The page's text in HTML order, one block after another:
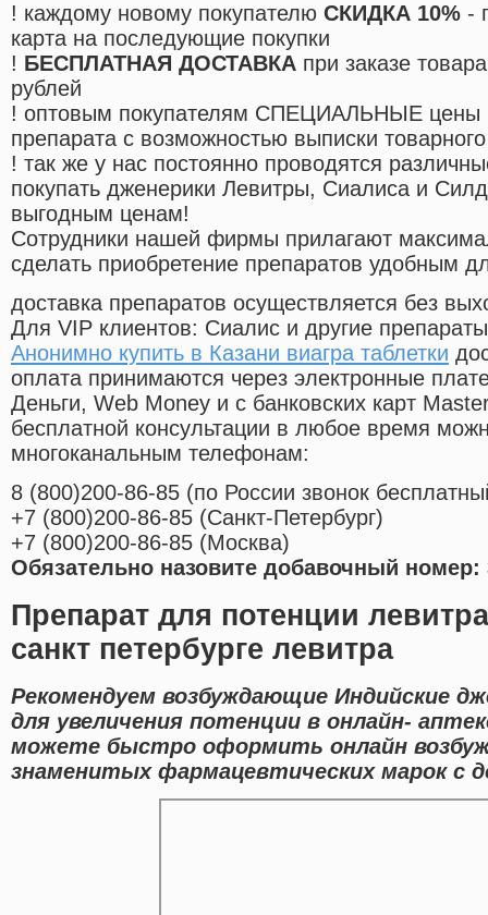
! каждому новому покупателю СКИДКА 10% -
карта на последующие покупки
! БЕСПЛАТНАЯ ДОСТАВКА при заказе
рублей
! оптовым покупателям СПЕЦИАЛЬНЫЕ цены
препарата с возможностью выписки
! так же у нас постоянно проводятся
покупать дженерики Левитры, Сиалиса и
выгодным ценам!
Cотрудники нашей фирмы прилагают
сделать приобретение препаратов удобным
доставка препаратов осуществляется без
Для VIP клиентов: Сиалис и другие
Анонимно купить в Казани виагра таблетки
оплата принимаются через электронные
Деньги, Web Money и с банковских карт
бесплатной консультации в любое время
многоканальным телефонам:
8 (800)200-86-85 (по России звонок
+7 (800)200-86-85 (Санкт-Петербург)
+7 (800)200-86-85 (Москва)
Обязательно назовите добавочный номер:
Препарат для потенции
санкт петербурге левитра
Рекомендуем возбуждающие Индийские
для увеличения потенции в онлайн-
можете быстро оформить онлайн
знаменитых фармацевтических марок с